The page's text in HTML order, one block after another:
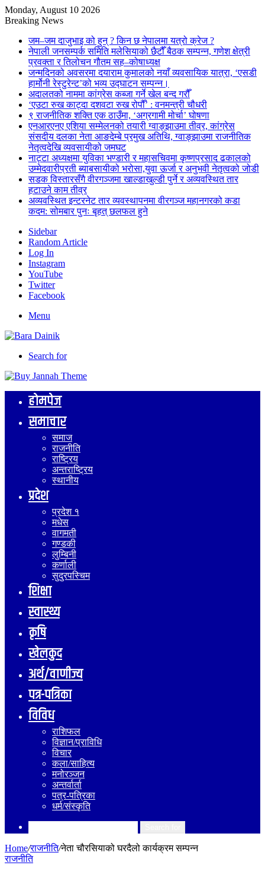
Monday, August 10 2026
Breaking News
जम–जम दाजुभाइ को हुन् ? किन छ नेपालमा यत्रो क्रेज ?
नेपाली जनसम्पर्क समिति मलेसियाको छैटौँ बैठक सम्पन्न, गणेश क्षेत्री
प्रवक्ता र तिलोचन गौतम सह–कोषाध्यक्ष
जन्मदिनको अवसरमा दयाराम कुमालको नयाँ व्यवसायिक यात्रा, ‘एसडी
हार्मोनी रेस्टुरेन्ट’को भव्य उद्घाटन सम्पन्न।
अदालतको नाममा कांग्रेस कब्जा गर्ने खेल बन्द गरौँ
‘एउटा रुख काट्दा दशवटा रुख रोपौँ’ : वनमन्त्री चौधरी
९ राजनीतिक शक्ति एक ठाउँमा, ‘अग्रगामी मोर्चा’ घोषणा
एनआरएनए एशिया सम्मेलनको तयारी ग्वाङ्झाउमा तीव्र, कांग्रेस
संसदीय दलका नेता आङदेम्बे प्रमुख अतिथि, ग्वाङ्झाउमा राजनीतिक
नेतृत्वदेखि व्यवसायीको जमघट
नाट्टा अध्यक्षमा युविका भण्डारी र महासचिवमा कृष्णप्रसाद ढकालको
उम्मेदवारीप्रती ब्याबसायीको भरोसा,युवा ऊर्जा र अनुभवी नेतृत्वको जोडी
सडक विस्तारसँगै वीरगञ्जमा खाल्डाखुल्डी पुर्ने र अव्यवस्थित तार
हटाउने काम तीव्र
अव्यवस्थित इन्टरनेट तार व्यवस्थापनमा वीरगञ्ज महानगरको कडा
कदम: सोमबार पुनः बृहत् छलफल हुने
Sidebar
Random Article
Log In
Instagram
YouTube
Twitter
Facebook
Menu
Search for
होमपेज
समाचार
समाज
राजनीति
राष्ट्रिय
अन्तराष्ट्रिय
स्थानीय
प्रदेश
प्रदेश १
मधेस
वागमती
गण्डकी
लुम्बिनी
कर्णाली
सुदुरपस्चिम
शिक्षा
स्वास्थ्य
कृषि
खेलकुद
अर्थ/वाणीज्य
पत्र-पत्रिका
विविध
राशिफल
विज्ञान/प्राविधि
विचार
कला/साहित्य
मनोरञ्जन
अन्तर्वार्ता
पत्र-पत्रिका
धर्म/संस्कृति
Home/राजनीति/नेता चौरसियाको घरदैलो कार्यक्रम सम्पन्न
राजनीति